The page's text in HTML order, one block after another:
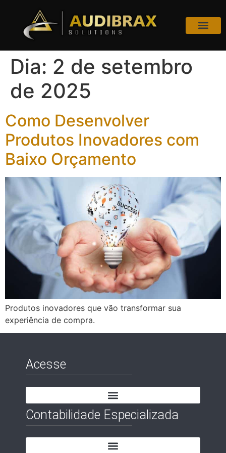
Dia: 2 de setembro
de 2025
Como Desenvolver
Produtos Inovadores com
Baixo Orçamento
Produtos inovadores que vão transformar sua
experiência de compra.
Acesse
Contabilidade Especializada